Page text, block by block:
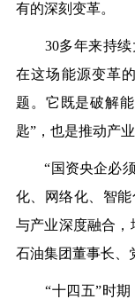
有的深刻变革。
30多年来持续
在这场能源变革
题。它既是破解
匙”，也是推动产
“国资央企必须
化、网络化、智
与产业深度融合，
石油集团董事长、
“十四五”时期